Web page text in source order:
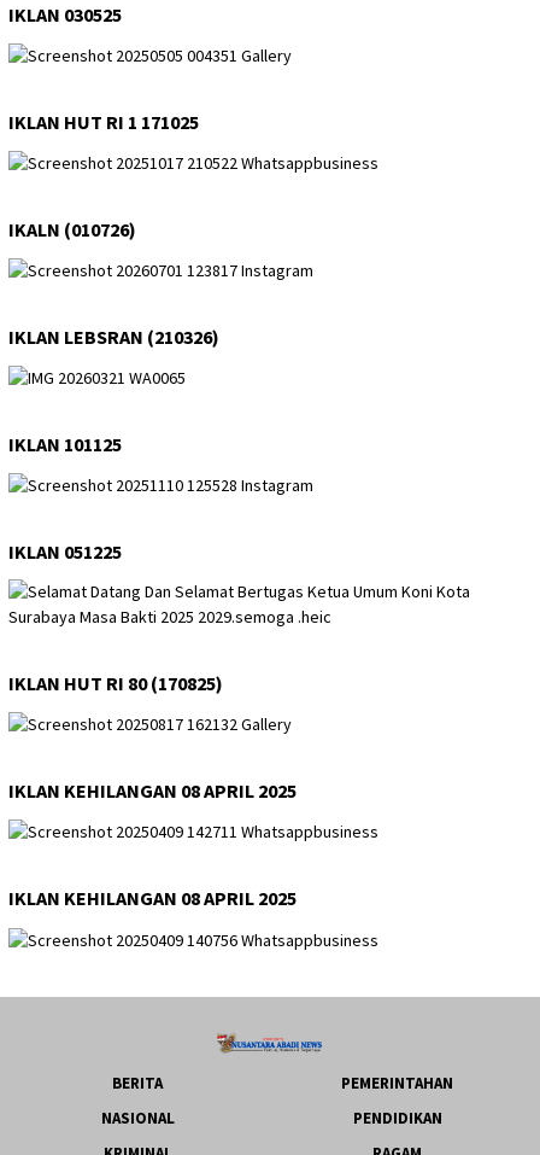
IKLAN 030525
IKLAN HUT RI 1 171025
IKALN (010726)
IKLAN LEBSRAN (210326)
IKLAN 101125
IKLAN 051225
IKLAN HUT RI 80 (170825)
IKLAN KEHILANGAN 08 APRIL 2025
IKLAN KEHILANGAN 08 APRIL 2025
BERITA
PEMERINTAHAN
NASIONAL
PENDIDIKAN